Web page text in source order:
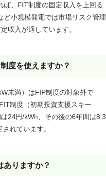
ば、FIT制度の固定収入を上回る
ど小規模発電では市場リスク管理
収入が適しています。
度を使えますか？
未満）はFIP制度の対象外で
制度（初期投資支援スキー
24円/kWh、その後の6年間は8.3
れています。
ありますか？